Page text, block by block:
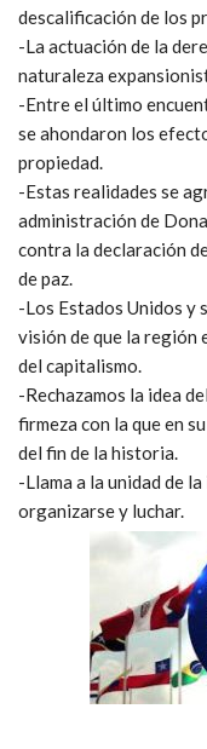
descalificación de los
-La actuación de la
naturaleza
-Entre el último
se ahondaron los
propiedad.
-Estas realidades se
administración de
contra la declaración
de paz.
-Los Estados Unidos y
visión de que la región
del capitalismo.
-Rechazamos la idea
firmeza con la que en
del fin de la historia.
-Llama a la unidad de
organizarse y luchar.